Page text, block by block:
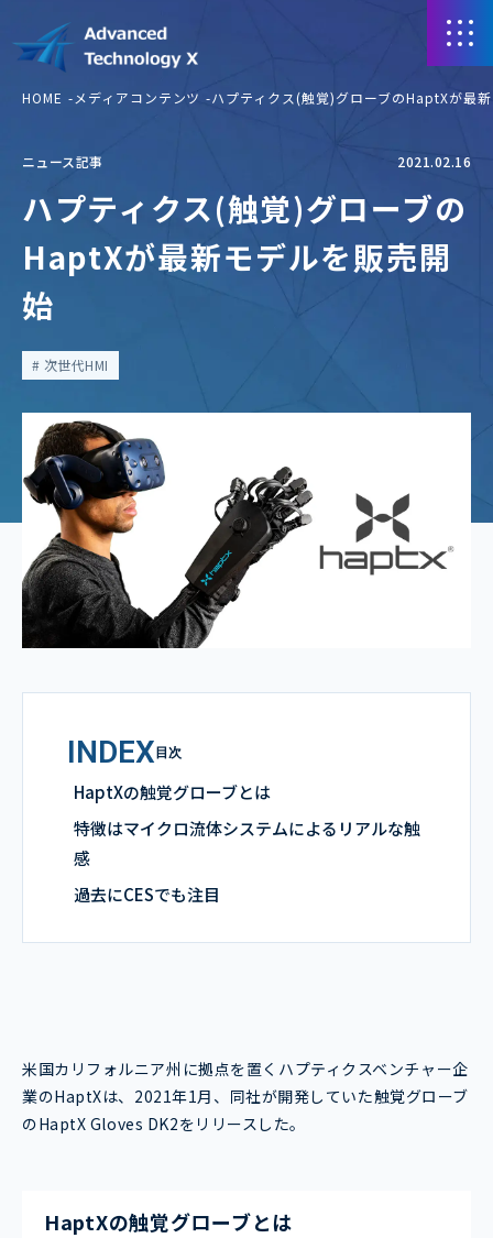
HOME メディアコンテンツ ハプティクス(触覚)グローブのHaptXが最
ニュース記事 2021.02.16
ハプティクス(触覚)グローブの
HaptXが最新モデルを販売開
始
次世代HMI
INDEX目次
HaptXの触覚グローブとは
特徴はマイクロ流体システムによるリアルな触
感
過去にCESでも注目
米国カリフォルニア州に拠点を置くハプティクスベンチャー企
業のHaptXは、2021年1月、同社が開発していた触覚グローブ
のHaptX Gloves DK2をリリースした。
HaptXの触覚グローブとは